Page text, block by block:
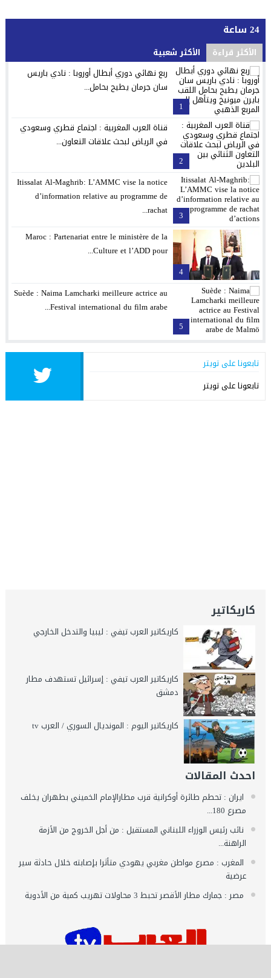
24 ساعة
الأكثر قراءة الأكثر شعبية
1
ربع نهائي دوري أبطال أوروبا : نادي باريس
سان جرمان يطيح بحامل...
2
قناة العرب المغربية : اجتماع قطري وسعودي
في الرياض لبحث علاقات التعاون...
3
Itissalat Al-Maghrib: L’AMMC vise la notice
d’information relative au programme de
rachat...
4
Maroc : Partenariat entre le ministère de la
Culture et l’ADD pour...
5
Suède : Naima Lamcharki meilleure actrice au
Festival international du film arabe...
تابعونا على تويتر
تابعونا على تويتر
كاريكاتير
كاريكاتير العرب تيفي : ليبيا والتدخل الخارجي
كاريكاتير العرب تيفي : إسرائيل تستهدف مطار
دمشق
كاريكاتير اليوم : المونديال السوري / العرب tv
احدث المقالات
ايران : تحطم طائرة أوكرانية قرب مطارالإمام الخميني بطهران يخلف
مصرع 180...
نائب رئيس الوزراء اللبناني المستقيل : من أجل الخروج من الأزمة
الراهنة...
المغرب : مصرع مواطن مغربي يهودي متأثرا بإصابته خلال حادثة سير
عرضية
مصر : جمارك مطار الأقصر تحبط 3 محاولات تهريب كمية من الأدوية